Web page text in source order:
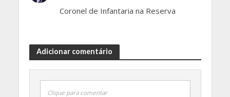
Coronel de Infantaria na Reserva
Adicionar comentário
Clique para comentar